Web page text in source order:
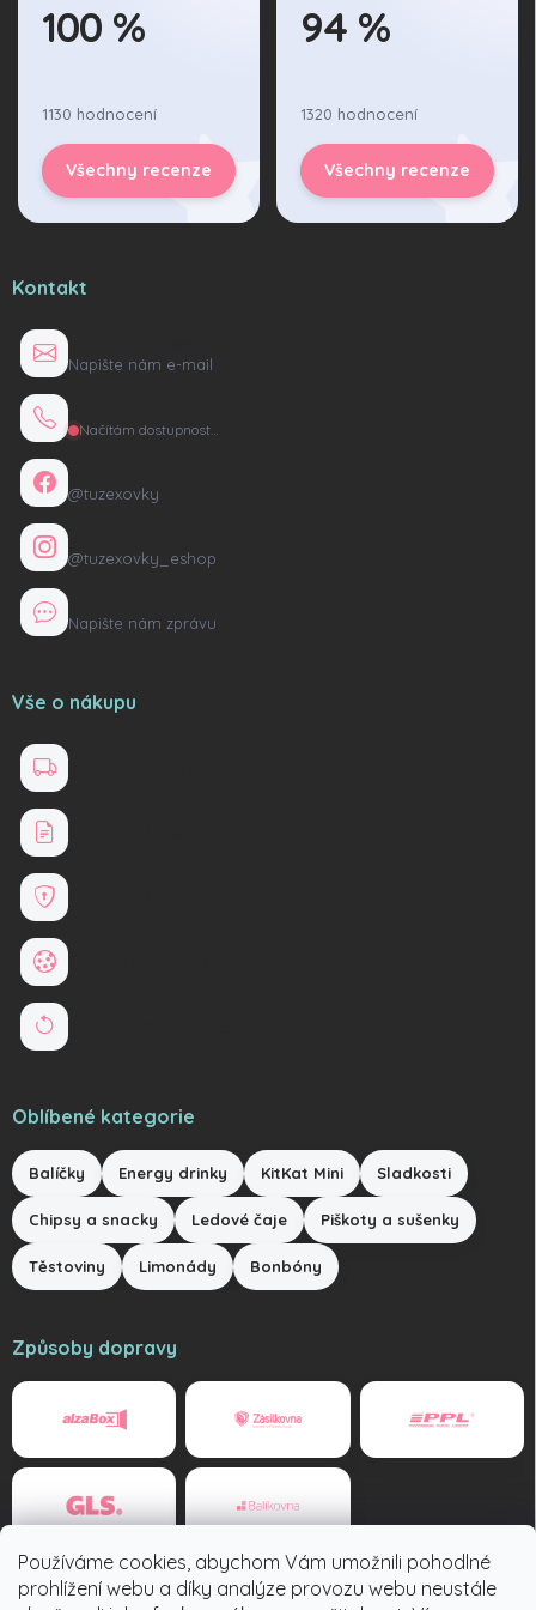
Používáme cookies, abychom Vám umožnili pohodlné
prohlížení webu a díky analýze provozu webu neustále
100 %
1130 hodnocení
Všechny recenze
94 %
1320 hodnocení
Všechny recenze
Kontakt
Napište nám e-mail
Načítám dostupnost…
@tuzexovky
@tuzexovky_eshop
Napište nám zprávu
Vše o nákupu
Oblíbené kategorie
Balíčky Energy drinky KitKat Mini Sladkosti
Chipsy a snacky Ledové čaje Piškoty a sušenky
Těstoviny Limonády Bonbóny
Způsoby dopravy
Způsoby platby